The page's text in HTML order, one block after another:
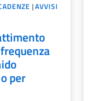
|AVVISI
per